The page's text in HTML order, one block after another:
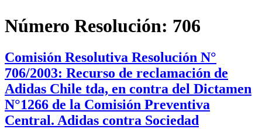
Número Resolución: 706
Comisión Resolutiva Resolución N°
706/2003: Recurso de reclamación de
Adidas Chile tda, en contra del Dictamen
N°1266 de la Comisión Preventiva
Central. Adidas contra Sociedad